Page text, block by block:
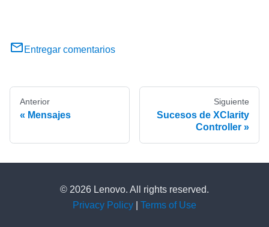
Entregar comentarios
Anterior
Mensajes
Siguiente
Sucesos de XClarity
Controller
© 2026 Lenovo. All rights reserved.
Privacy Policy
Terms of Use